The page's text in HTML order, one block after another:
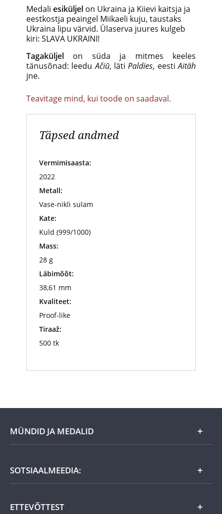
Medali esiküljel on Ukraina ja Kiievi kaitsja ja
eestkostja peaingel Miikaeli kuju, taustaks
Ukraina lipu värvid. Ülaserva juures kulgeb
kiri: SLAVA UKRAINI!
Tagaküljel on süda ja mitmes keeles
tänusõnad: leeduAčiū, lätiPaldies, eestiAitäh
jne.
Teavitage mind, kui toode on saadaval.
Täpsed andmed
Vermimisaasta:
2022
Metall:
Vase-nikli sulam
Kate:
Kuld (999/1000)
Mass:
28 g
Läbimõõt:
38,61 mm
Kvaliteet:
Proof-like
Tiraaž:
500 tk
MÜNDID JA MEDALID
Kuu eripakkumine
Kingiideed
Eesti tooted
SOTSIAALMEEDIA:
ETTEVÕTTEST